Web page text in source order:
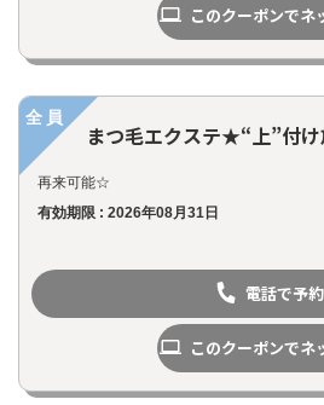
このクーポンでネ
全員
まつ毛エクステ★“上”付
再来可能☆
有効期限 : 2026年08月31日
電話で予約
このクーポンでネ